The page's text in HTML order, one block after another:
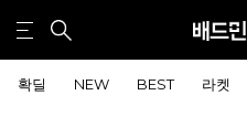
확딜 NEW BEST 라켓